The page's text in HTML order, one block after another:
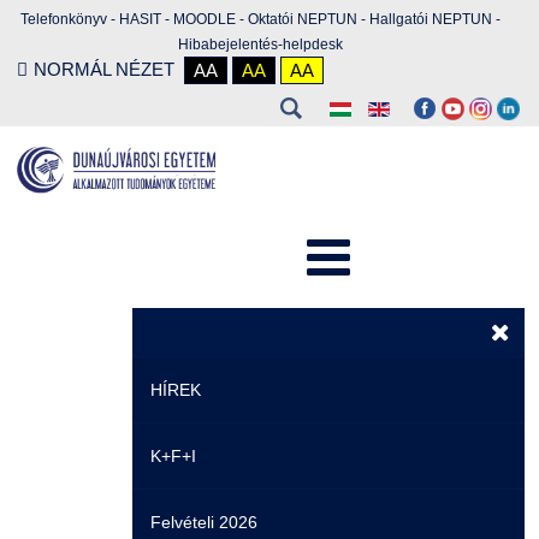
Telefonkönyv - HASIT - MOODLE - Oktatói NEPTUN - Hallgatói NEPTUN -
Hibabejelentés-helpdesk
NORMÁL NÉZET AA AA AA
HÍREK
Hírek
Események
K+F+I
Felvételi 2026